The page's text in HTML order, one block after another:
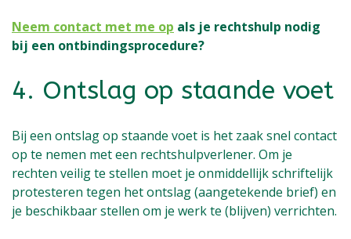
Neem contact met me op als je rechtshulp nodig
bij een ontbindingsprocedure?
4. Ontslag op staande voet
Bij een ontslag op staande voet is het zaak snel contact
op te nemen met een rechtshulpverlener. Om je
rechten veilig te stellen moet je onmiddellijk schriftelijk
protesteren tegen het ontslag (aangetekende brief) en
je beschikbaar stellen om je werk te (blijven) verrichten.